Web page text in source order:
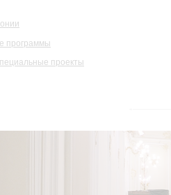
программы
проекты